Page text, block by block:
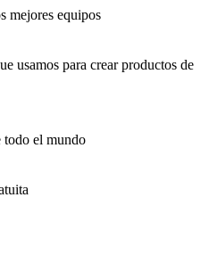
mejores equipos
usamos para crear productos de
todo el mundo